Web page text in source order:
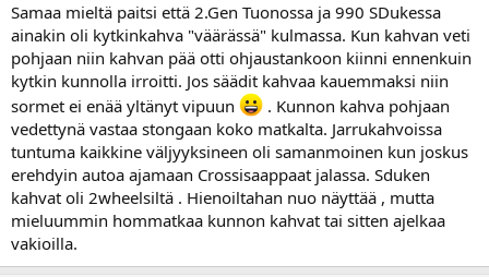
Samaa mieltä paitsi että 2.Gen Tuonossa ja 990 SDukessa
ainakin oli kytkinkahva "väärässä" kulmassa. Kun kahvan veti
pohjaan niin kahvan pää otti ohjaustankoon kiinni ennenkuin
kytkin kunnolla irroitti. Jos säädit kahvaa kauemmaksi niin
sormet ei enää yltänyt vipuun
. Kunnon kahva pohjaan
vedettynä vastaa stongaan koko matkalta. Jarrukahvoissa
tuntuma kaikkine väljyyksineen oli samanmoinen kun joskus
erehdyin autoa ajamaan Crossisaappaat jalassa. Sduken
kahvat oli 2wheelsiltä . Hienoiltahan nuo näyttää , mutta
mieluummin hommatkaa kunnon kahvat tai sitten ajelkaa
vakioilla.